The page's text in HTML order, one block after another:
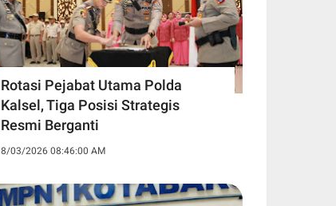
Rotasi Pejabat Utama Polda
Kalsel, Tiga Posisi Strategis
Resmi Berganti
8/03/2026 08:46:00 AM